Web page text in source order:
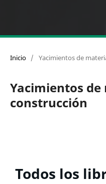
Inicio / Yacimientos de
Yacimientos
construcción
Todos los